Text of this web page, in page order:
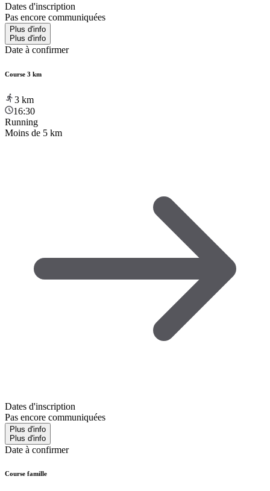
Dates d'inscription
Pas encore communiquées
Plus d'info
Plus d'info
Date à confirmer
Course 3 km
3 km
16:30
Running
Moins de 5 km
Dates d'inscription
Pas encore communiquées
Plus d'info
Plus d'info
Date à confirmer
Course famille